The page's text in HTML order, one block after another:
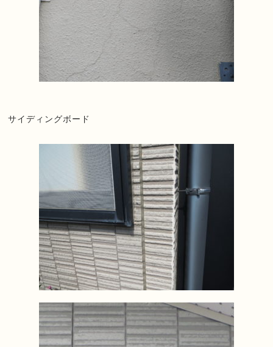
サイディングボード